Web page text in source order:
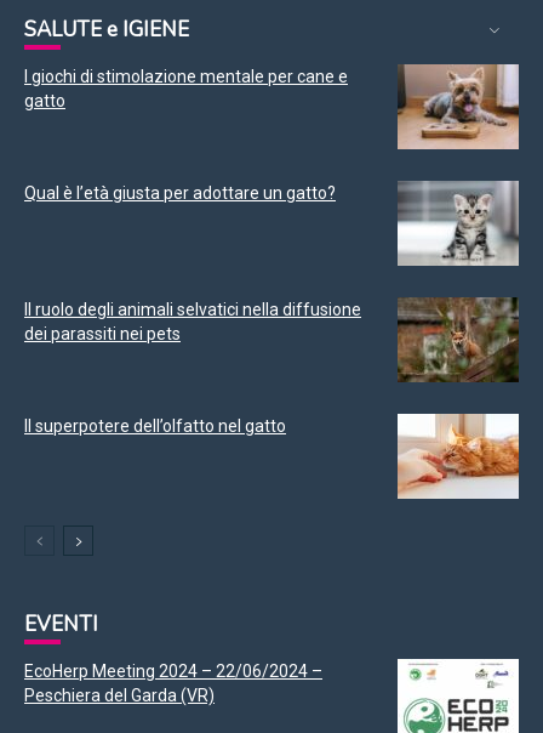
SALUTE e IGIENE
I giochi di stimolazione mentale per cane e
gatto
Qual è l’età giusta per adottare un gatto?
Il ruolo degli animali selvatici nella diffusione
dei parassiti nei pets
Il superpotere dell’olfatto nel gatto
EVENTI
EcoHerp Meeting 2024 – 22/06/2024 –
Peschiera del Garda (VR)